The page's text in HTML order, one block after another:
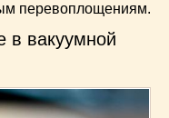
перевоплощениям.
в вакуумной